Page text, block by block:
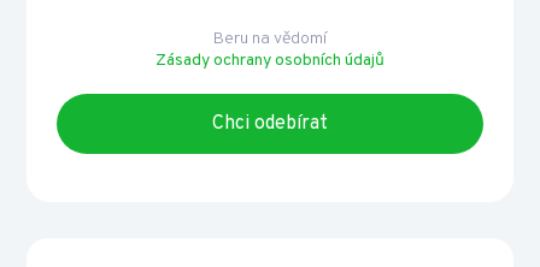
Beru na vědomí
Zásady ochrany osobních údajů